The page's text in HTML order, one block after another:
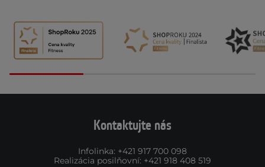
Kontaktujte nás
Infolinka: +421 917 700 098
Realizácia posilňovní: +421 918 408 519